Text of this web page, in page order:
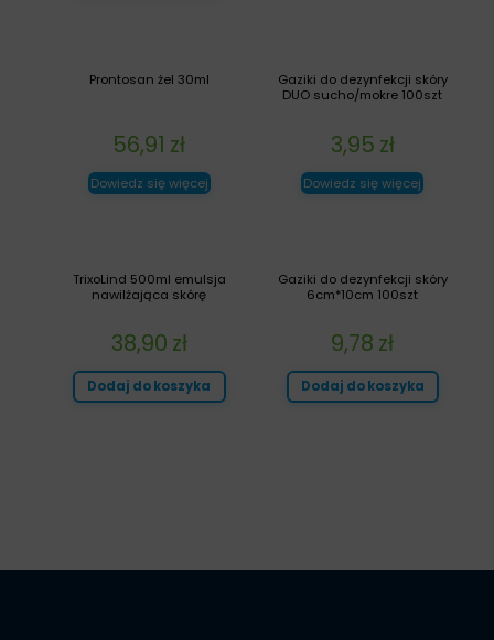
Gaziki do dezynfekcji skóry
DUO sucho/mokre 100szt
3,95 zł
Dowiedz się więcej
Prontosan żel 30ml
56,91 zł
Dowiedz się więcej
Gaziki do dezynfekcji skóry
6cm*10cm 100szt
9,78 zł
Dodaj do koszyka
TrixoLind 500ml emulsja
nawilżająca skórę
38,90 zł
Dodaj do koszyka